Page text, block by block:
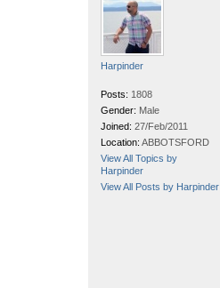
Harpinder
Posts: 1808
Gender: Male
Joined: 27/Feb/2011
Location: ABBOTSFORD
View All Topics by
Harpinder
View All Posts by Harpinder